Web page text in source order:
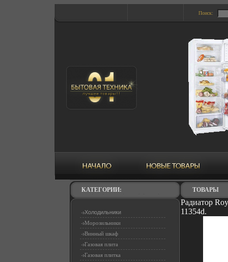
Поиск:
КАТЕГОРИИ:
Холодильники
Морозильники
Винный шкаф
Газовая плита
Газовая плитка
ТОВАРЫ
Радиатор
11354d.